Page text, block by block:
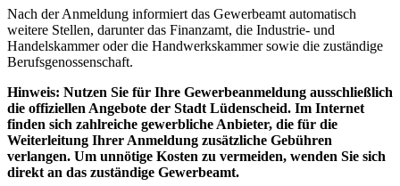
Nach der Anmeldung informiert das Gewerbeamt automatisch
weitere Stellen, darunter das Finanzamt, die Industrie- und
Handelskammer oder die Handwerkskammer sowie die zuständige
Berufsgenossenschaft.
Hinweis: Nutzen Sie für Ihre Gewerbeanmeldung ausschließlich
die offiziellen Angebote der Stadt Lüdenscheid. Im Internet
finden sich zahlreiche gewerbliche Anbieter, die für die
Weiterleitung Ihrer Anmeldung zusätzliche Gebühren
verlangen. Um unnötige Kosten zu vermeiden, wenden Sie sich
direkt an das zuständige Gewerbeamt.